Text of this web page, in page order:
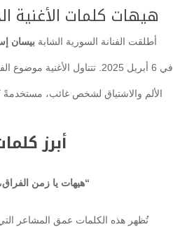
هيهات كلمات الأغنية
أطلقت الفنانة السورية الشابةبيسان
في 6 أبريل 2025. تتناول الأغنية موضوع
الألم والاشتياق لشخص غائب،
أبرز
“هيهات يا زمن
تُظهر هذه الكلمات عمق المشاعر